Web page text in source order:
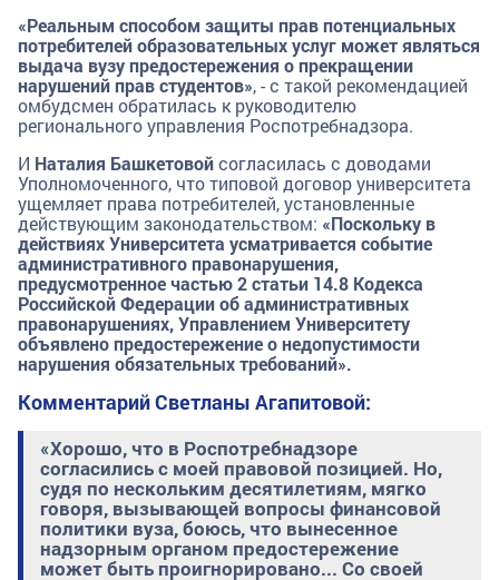
«Реальным способом защиты прав потенциальных
потребителей образовательных услуг может являться
выдача вузу предостережения о прекращении
нарушений прав студентов», - с такой рекомендацией
омбудсмен обратилась к руководителю
регионального управления Роспотребнадзора.
И Наталия Башкетовойсогласилась с доводами
Уполномоченного, что типовой договор университета
ущемляет права потребителей, установленные
действующим законодательством: «Поскольку в
действиях Университета усматривается событие
административного правонарушения,
предусмотренное частью 2 статьи 14.8 Кодекса
Российской Федерации об административных
правонарушениях, Управлением Университету
объявлено предостережение о недопустимости
нарушения обязательных требований».
Комментарий Светланы Агапитовой:
«Хорошо, что в Роспотребнадзоре
согласились с моей правовой позицией. Но,
судя по нескольким десятилетиям, мягко
говоря, вызывающей вопросы финансовой
политики вуза, боюсь, что вынесенное
надзорным органом предостережение
может быть проигнорировано... Со своей